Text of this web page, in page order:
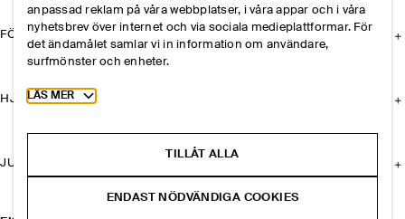
FÖRETAGET
HJÄLP
JURIDISK INFORMATION
anpassad reklam på våra webbplatser, i våra appar och i våra
nyhetsbrev över internet och via sociala medieplattformar. För
det ändamålet samlar vi in information om användare,
surfmönster och enheter.
Toggle more cookie information
LÄS MER
TILLÅT ALLA
ENDAST NÖDVÄNDIGA COOKIES